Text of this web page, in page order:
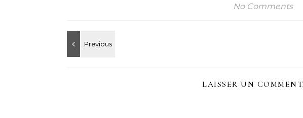
No Comments
LAISSER UN